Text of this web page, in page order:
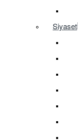
Siyaset